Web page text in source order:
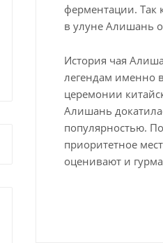
ферментации. Так
в улуне Алишань
История чая
легендам именно
церемонии
Алишань
популярностью.
приоритетное
оценивают и